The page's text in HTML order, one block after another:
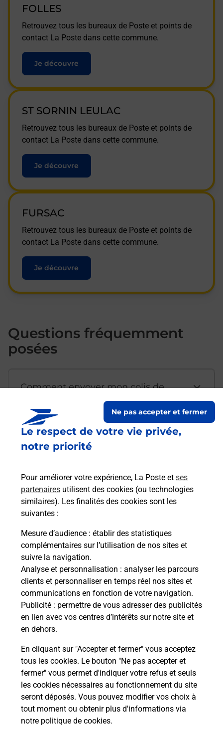
Le respect de votre vie privée,
notre priorité
Pour améliorer votre expérience, La Poste et ses
partenaires utilisent des cookies (ou technologies
similaires). Les finalités des cookies sont les
suivantes :
Mesure d’audience : établir des statistiques
complémentaires sur l’utilisation de nos sites et
suivre la navigation.
Analyse et personnalisation : analyser les parcours
clients et personnaliser en temps réel nos sites et
communications en fonction de votre navigation.
Publicité : permettre de vous adresser des publicités
en lien avec vos centres d’intérêts sur notre site et
en dehors.
En cliquant sur "Accepter et fermer" vous acceptez
tous les cookies. Le bouton "Ne pas accepter et
fermer" vous permet d'indiquer votre refus et seuls
les cookies nécessaires au fonctionnement du site
seront déposés. Vous pouvez modifier vos choix à
tout moment ou obtenir plus d'informations via
notre politique de cookies.
Ne pas accepter et fermer
FOLLES
Retrouvez tous les bureaux de Poste et points de
contact La Poste dans cette commune.
Je découvre
ST SORNIN LEULAC
Retrouvez tous les bureaux de Poste et points de
contact La Poste dans cette commune.
Je découvre
FURSAC
Retrouvez tous les bureaux de Poste et points de
contact La Poste dans cette commune.
Je découvre
Questions fréquemment
posées
Comment envoyer mon colis de
Est-il possible d’acheter un
emballage directement depuis un
Comment demander une
modification de livraison ?
Comment La Poste participe-t-elle
à votre sécurité au quotidien ?
Puis-je passer mon code de la route
avec La Poste et sous quelles
conditions ?
Localiser Liste Haute-Vienne FROMENTAL